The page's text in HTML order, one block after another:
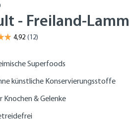
- Freiland-Lamm
Superfoods
künstliche Konservierungsstoffe
Knochen & Gelenke